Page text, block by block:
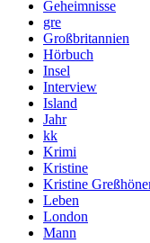
Geheimnisse
gre
Großbritannien
Hörbuch
Insel
Interview
Island
Jahr
kk
Krimi
Kristine
Kristine
Leben
London
Mann